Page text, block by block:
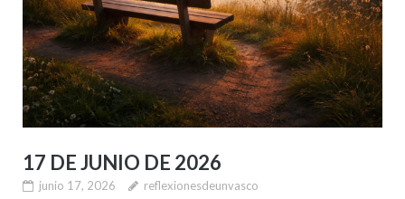
17 DE JUNIO DE 2026
junio 17, 2026
reflexionesdeunvasco